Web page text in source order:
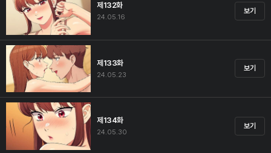
제132화
24.05.16
보기
제133화
24.05.23
보기
제134화
24.05.30
보기